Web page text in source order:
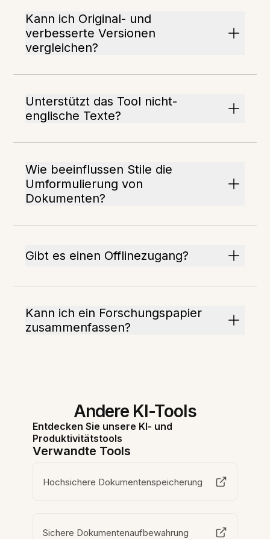
Kann ich Original- und
verbesserte Versionen
vergleichen?
Unterstützt das Tool nicht-
englische Texte?
Wie beeinflussen Stile die
Umformulierung von
Dokumenten?
Gibt es einen Offlinezugang?
Kann ich ein Forschungspapier
zusammenfassen?
Andere KI-Tools
Entdecken Sie unsere KI- und
Produktivitätstools
Verwandte Tools
Hochsichere Dokumentenspeicherung
Sichere Dokumentenaufbewahrung